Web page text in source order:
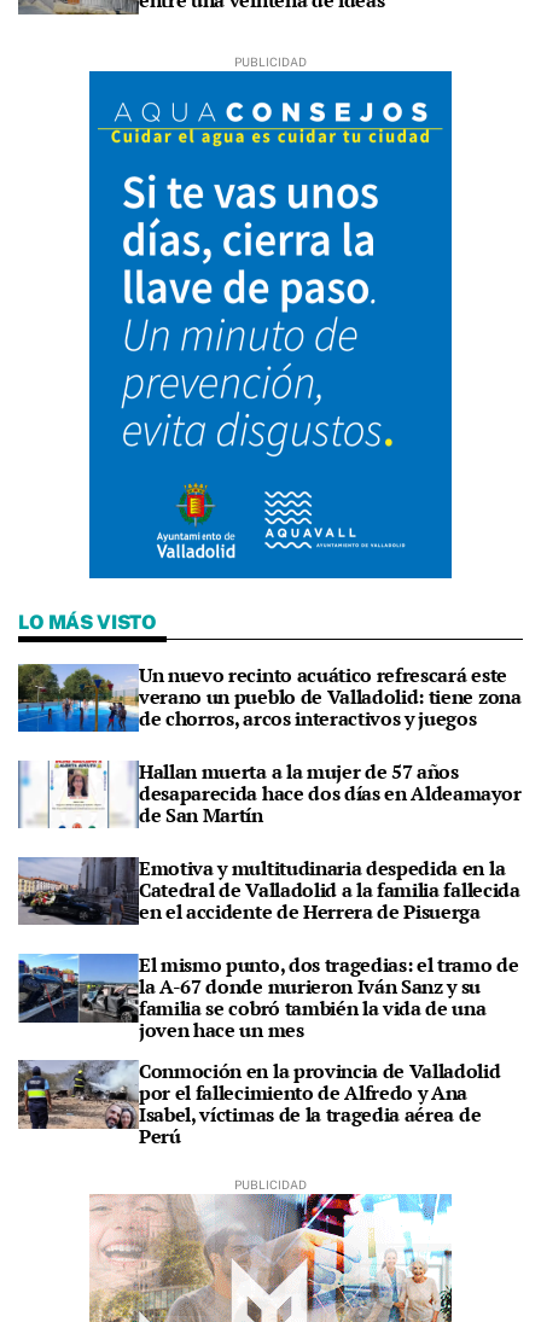
LO MÁS VISTO
Un nuevo recinto acuático refrescará este
verano un pueblo de Valladolid: tiene zona
de chorros, arcos interactivos y juegos
Hallan muerta a la mujer de 57 años
desaparecida hace dos días en Aldeamayor
de San Martín
Emotiva y multitudinaria despedida en la
Catedral de Valladolid a la familia fallecida
en el accidente de Herrera de Pisuerga
El mismo punto, dos tragedias: el tramo de
la A-67 donde murieron Iván Sanz y su
familia se cobró también la vida de una
joven hace un mes
Conmoción en la provincia de Valladolid
por el fallecimiento de Alfredo y Ana
Isabel, víctimas de la tragedia aérea de
Perú